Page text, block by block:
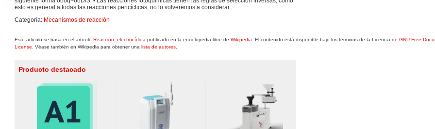
esto es general a todas las reacciones pericíclicas, no lo volveremos a considerar.
Categoría: Mecanismos de reacción
Este articulo se basa en el articulo Reacción_electrocíclica publicado en la enciclopedia libre de Wikipedia . El contenido está disponible bajo los términos de la Licencia de GNU Free
License . Véase también en Wikipedia para obtener una lista de autores
Producto destacado